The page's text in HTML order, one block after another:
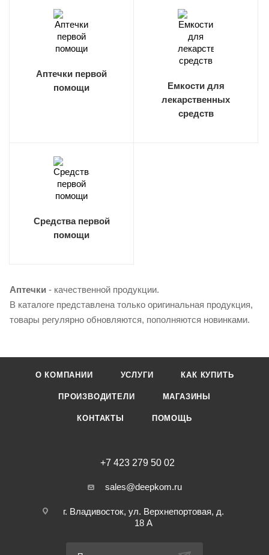
Аптечки первой
помощи
Емкости для
лекарственных
средств
Средства первой
помощи
Аптечки - качественной продукции.
В каталоге представлена только оригинальная продукция,
товары регулярно обновляются, пополняются новинками.
О КОМПАНИИ УСЛУГИ КАК КУПИТЬ
ПРОИЗВОДИТЕЛИ МАГАЗИНЫ
КОНТАКТЫ ПОМОЩЬ
+7 423 279 50 02
sales@deepkom.ru
г. Владивосток, ул. Верхнепортовая, д.
18 А